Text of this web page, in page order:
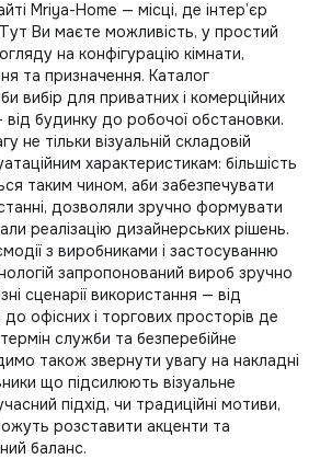
Mriya-Home — місці, де інтер’єр
Ви маєте можливість, у простий
на конфігурацію кімнати,
та призначення. Каталог
вибір для приватних і комерційних
будинку до робочої обстановки.
не тільки візуальній складовій
характеристикам: більшість
таким чином, аби забезпечувати
дозволяли зручно формувати
реалізацію дизайнерських рішень.
з виробниками і застосуванню
запропонований вироб зручно
сценарії використання — від
офісних і торгових просторів де
служби та безперебійне
також звернути увагу на накладні
що підсилюють візуальне
підхід, чи традиційні мотиви,
розставити акценти та
баланс.